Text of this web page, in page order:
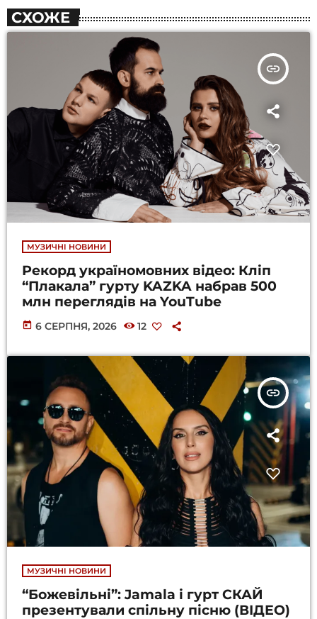
СХОЖЕ
insert_link
МУЗИЧНІ НОВИНИ
Рекорд україномовних відео: Кліп
“Плакала” гурту KAZKA набрав 500
млн переглядів на YouTube
today 6 СЕРПНЯ, 2026 12
insert_link
МУЗИЧНІ НОВИНИ
“Божевільні”: Jamala і гурт СКАЙ
презентували спільну пісню (ВІДЕО)